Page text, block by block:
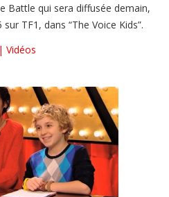
Battle qui sera diffusée demain,
TF1, dans “The Voice Kids”.
Vidéos